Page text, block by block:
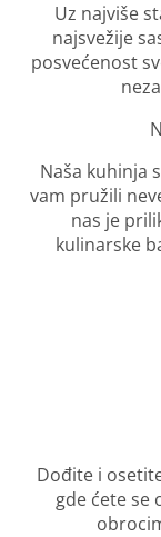
Uz najviše
najsvežije
posvećenost
Naša kuhinja
vam pružili
nas je
kulinarske
Dođite i
gde ćete se